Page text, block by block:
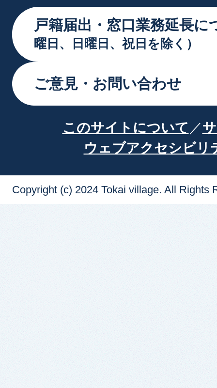
戸籍届出・窓口業務延長に
曜日、日曜日、祝日を除く）
ご意見・お問い合わせ
このサイトについて
ウェブアクセシビリ
Copyright (c) 2024 Tokai village. All Rights